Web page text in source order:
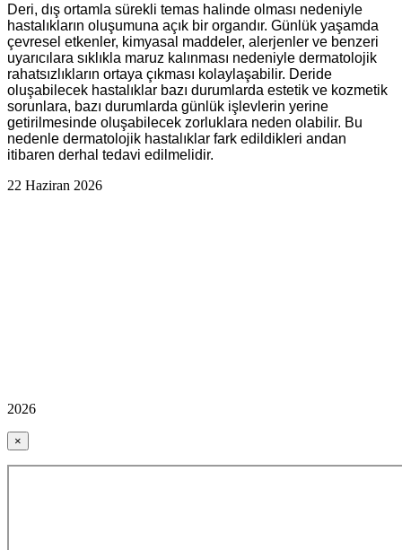
Deri, dış ortamla sürekli temas halinde olması nedeniyle
hastalıkların oluşumuna açık bir organdır. Günlük yaşamda
çevresel etkenler, kimyasal maddeler, alerjenler ve benzeri
uyarıcılara sıklıkla maruz kalınması nedeniyle dermatolojik
rahatsızlıkların ortaya çıkması kolaylaşabilir. Deride
oluşabilecek hastalıklar bazı durumlarda estetik ve kozmetik
sorunlara, bazı durumlarda günlük işlevlerin yerine
getirilmesinde oluşabilecek zorluklara neden olabilir. Bu
nedenle dermatolojik hastalıklar fark edildikleri andan
itibaren derhal tedavi edilmelidir.
22 Haziran 2026
2026
×